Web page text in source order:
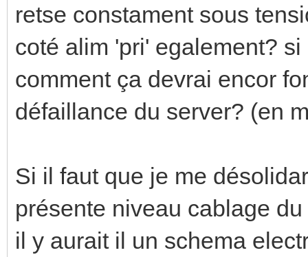
retse constament sous
coté alim 'pri' egalement?
comment ça devrai encor
défaillance du server? (en
Si il faut que je me
présente niveau cablage
il y aurait il un schema